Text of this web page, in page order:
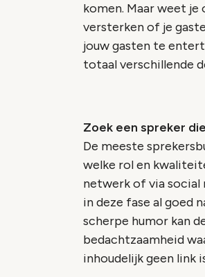
komen. Maar weet
versterken of je
jouw gasten te
totaal verschillende
Zoek een spreker
De meeste
welke rol en
netwerk of via social
in deze fase al goed
scherpe humor kan
bedachtzaamheid
inhoudelijk geen link